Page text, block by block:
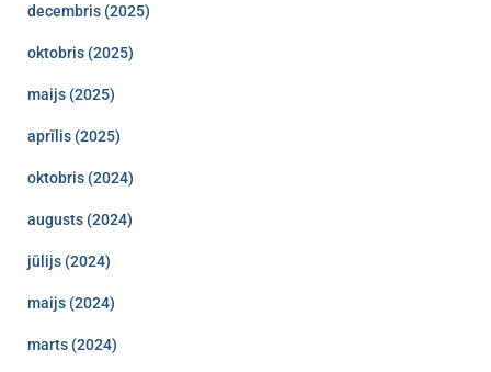
decembris (2025)
oktobris (2025)
maijs (2025)
aprīlis (2025)
oktobris (2024)
augusts (2024)
jūlijs (2024)
maijs (2024)
marts (2024)